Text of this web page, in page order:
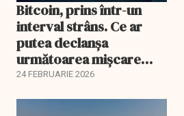
Bitcoin, prins într-un
interval strâns. Ce ar
putea declanșa
următoarea mișcare
majoră?
24 FEBRUARIE 2026